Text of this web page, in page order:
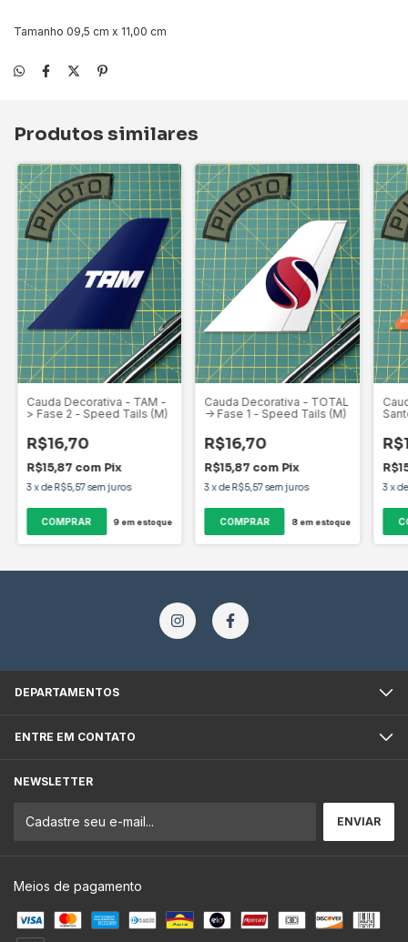
Tamanho 09,5 cm x 11,00 cm
Produtos similares
Cauda Decorativa - TAM -
> Fase 2 - Speed Tails (M)
R$16,70
R$15,87 com Pix
3xdeR$5,57sem juros
9em estoque
Cauda Decorativa - TOTAL
-> Fase 1 - Speed Tails (M)
R$16,70
R$15,87 com Pix
3xdeR$5,57sem juros
8em estoque
3x
DEPARTAMENTOS
ENTRE EM CONTATO
NEWSLETTER
Meios de pagamento